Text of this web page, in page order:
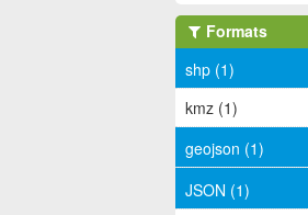
Formats
shp (1)
kmz (1)
geojson (1)
JSON (1)